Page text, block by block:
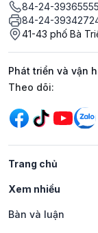
84-24-39365555
84-24-
41-43 phố Bà
Phát triển và vận
Mạng xã
Theo dõi:
Trang chủ
Xem nhiều
Bàn và luận